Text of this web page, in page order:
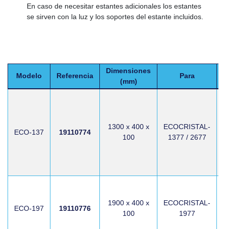
En caso de necesitar estantes adicionales los estantes
se sirven con la luz y los soportes del estante incluidos.
Modelo Referencia
Dimensiones
(mm)
Para
ECO-137 19110774
1300 x 400 x
100
ECOCRISTAL-
1377 / 2677
ECO-197 19110776
1900 x 400 x
100
ECOCRISTAL-
1977